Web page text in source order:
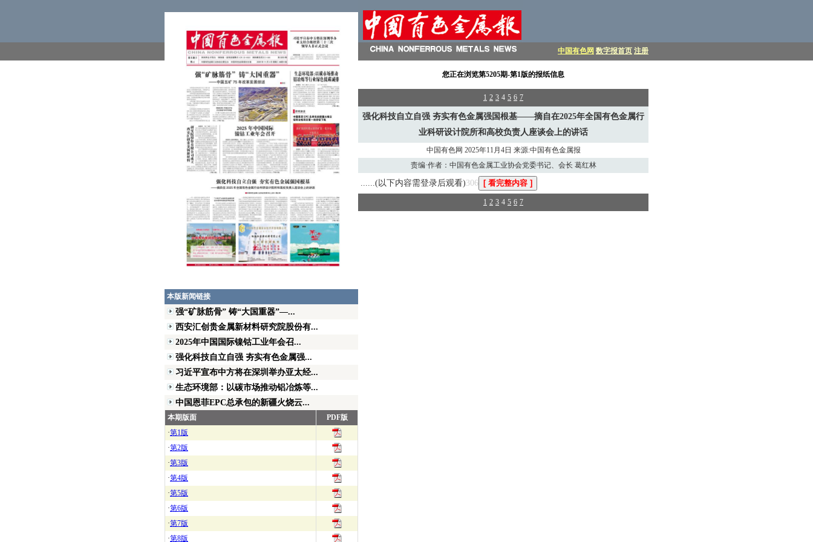
本版新闻链接
强“矿脉筋骨” 铸“大国重器”—...
西安汇创贵金属新材料研究院股份有...
2025年中国国际镍钴工业年会召...
强化科技自立自强 夯实有色金属强...
习近平宣布中方将在深圳举办亚太经...
生态环境部：以碳市场推动铝冶炼等...
中国恩菲EPC总承包的新疆火烧云...
本期版面
PDF版
·第1版
·第2版
·第3版
·第4版
·第5版
·第6版
·第7版
·第8版
中国有色网 数字报首页 注册
您正在浏览第5205期-第1版的报纸信息
1 2 3 4 5 6 7
强化科技自立自强 夯实有色金属强国根基——摘自在2025年全国有色金属行
业科研设计院所和高校负责人座谈会上的讲话
中国有色网 2025年11月4日 来源:中国有色金属报
责编·作者：中国有色金属工业协会党委书记、会长 葛红林
......(以下内容需登录后观看)306
1 2 3 4 5 6 7